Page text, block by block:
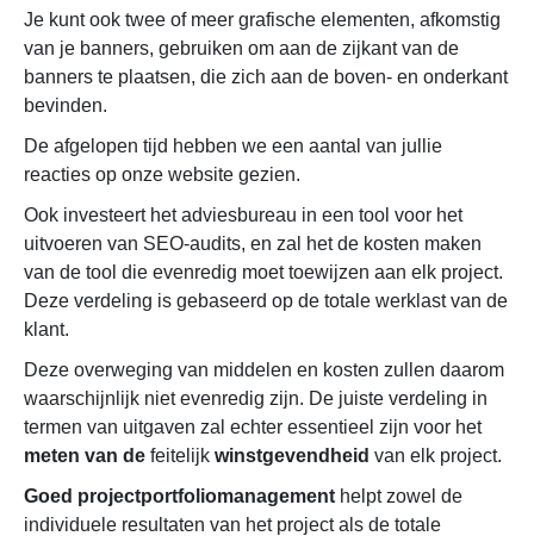
Je kunt ook twee of meer grafische elementen, afkomstig
van je banners, gebruiken om aan de zijkant van de
banners te plaatsen, die zich aan de boven- en onderkant
bevinden.
De afgelopen tijd hebben we een aantal van jullie
reacties op onze website gezien.
Ook investeert het adviesbureau in een tool voor het
uitvoeren van SEO-audits, en zal het de kosten maken
van de tool die evenredig moet toewijzen aan elk project.
Deze verdeling is gebaseerd op de totale werklast van de
klant.
Deze overweging van middelen en kosten zullen daarom
waarschijnlijk niet evenredig zijn. De juiste verdeling in
termen van uitgaven zal echter essentieel zijn voor het
meten van de feitelijk winstgevendheid van elk project.
Goed projectportfoliomanagement helpt zowel de
individuele resultaten van het project als de totale